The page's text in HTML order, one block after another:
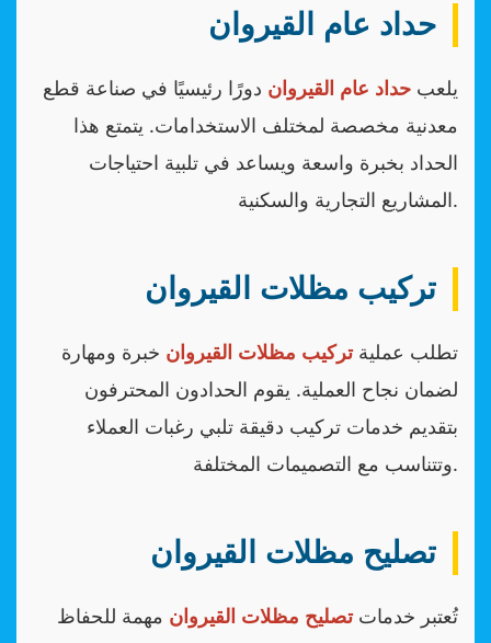
حداد عام القيروان
يلعب حداد عام القيروان دورًا رئيسيًا في صناعة قطع
معدنية مخصصة لمختلف الاستخدامات. يتمتع هذا
الحداد بخبرة واسعة ويساعد في تلبية احتياجات
المشاريع التجارية والسكنية.
تركيب مظلات القيروان
تطلب عملية تركيب مظلات القيروان خبرة ومهارة
لضمان نجاح العملية. يقوم الحدادون المحترفون
بتقديم خدمات تركيب دقيقة تلبي رغبات العملاء
وتتناسب مع التصميمات المختلفة.
تصليح مظلات القيروان
تُعتبر خدماتتصليح مظلات القيروان مهمة للحفاظ